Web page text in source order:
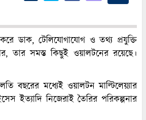
ডাক, টেলিযোগাযোগ ও তথ্য প্রযুক্তি
তার সমস্ত কিছুই ওয়ালটনের রয়েছে।
বছরের মধ্যেই ওয়ালটন মাল্টিলেয়্যার
ইত্যাদি নিজেরাই তৈরির পরিকল্পনার